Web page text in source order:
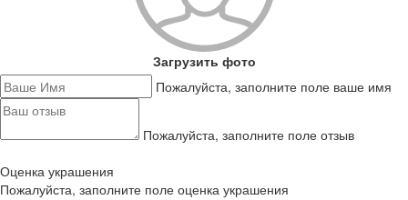
Загрузить фото
Пожалуйста, заполните поле ваше имя
Пожалуйста, заполните поле отзыв
Оценка украшения
Пожалуйста, заполните поле оценка украшения